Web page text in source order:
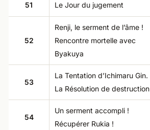
51 Le Jour du jugement
52
Renji, le serment de l’âme !
Rencontre mortelle avec
Byakuya
53
La Tentation d’Ichimaru Gin.
La Résolution de destruction
54
Un serment accompli !
Récupérer Rukia !